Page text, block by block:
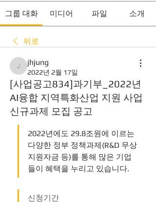
그룹 대화 미디어 파일 소개
뒤로
jhjung
jhjung
2022년 2월 17일
[사업공고834]과기부_2022년
AI융합 지역특화산업 지원 사업
신규과제 모집 공고
2022년에도 29.8조원에 이르는
다양한 정부 정책과제(R&D 무상
지원자금 등)를 통해 많은 기업
들이 혜택을 누리고 있습니다.
신청기간